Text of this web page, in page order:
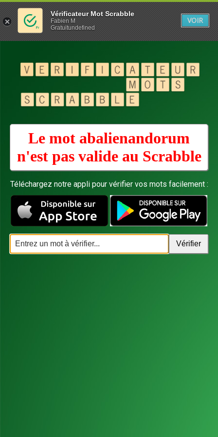
Le mot abalienandorum
n'est pas valide au Scrabble
Téléchargez notre appli pour vérifier vos mots facilement :
Vérificateur Mot Scrabble
Fabien M
Gratuitundefined
VOIR